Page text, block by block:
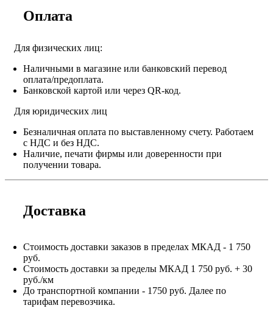
Оплата
Для физических лиц:
Наличными в магазине или банковский перевод
оплата/предоплата.
Банковской картой или через QR-код.
Для юридических лиц
Безналичная оплата по выставленному счету. Работаем
с НДС и без НДС.
Наличие, печати фирмы или доверенности при
получении товара.
Доставка
Стоимость доставки заказов в пределах МКАД - 1 750
руб.
Стоимость доставки за пределы МКАД 1 750 руб. + 30
руб./км
До транспортной компании - 1750 руб. Далее по
тарифам перевозчика.